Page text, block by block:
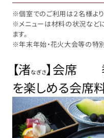
※個室でのご利用は２名様より
※メニューは材料の状況など
ます。
※年末年始・花火大会等の特
【渚なぎさ】会席
を楽しめる会席